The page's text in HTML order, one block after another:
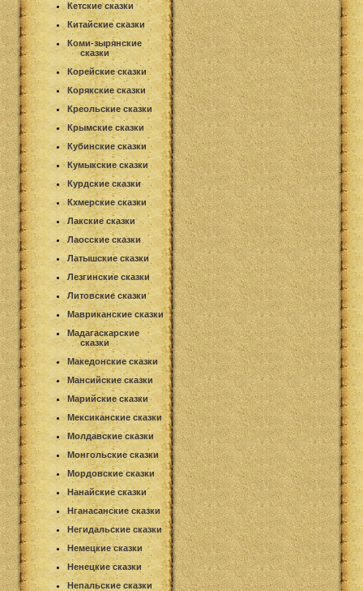
Кетские сказки
Китайские сказки
Коми-зырянские
сказки
Корейские сказки
Корякские сказки
Креольские сказки
Крымские сказки
Кубинские сказки
Кумыкские сказки
Курдские сказки
Кхмерские сказки
Лакские сказки
Лаосские сказки
Латышские сказки
Лезгинские сказки
Литовские сказки
Мавриканские сказки
Мадагаскарские
сказки
Македонские сказки
Мансийские сказки
Марийские сказки
Мексиканские сказки
Молдавские сказки
Монгольские сказки
Мордовские сказки
Нанайские сказки
Нганасанские сказки
Негидальские сказки
Немецкие сказки
Ненецкие сказки
Непальские сказки